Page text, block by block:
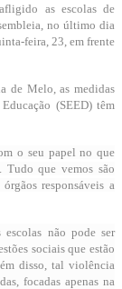
as escolas de
no último dia
feira, 23, em frente
de Melo, as medidas
(SEED) têm
o seu papel no que
Tudo que vemos são
responsáveis a
não pode ser
sociais que estão
disso, tal violência
focadas apenas na